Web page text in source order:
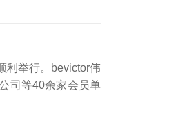
利举行。bevictor伟
司等40余家会员单